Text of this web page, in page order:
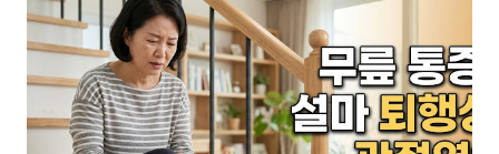
때 눈에 들어온 게 “아침 공복 올리브오일 한 스푼”이었다. 장원영
이 아침마다 레몬즙과 섞어 마신다고 했다. 엘르 인터뷰 에서 직접
밝혔다. 고소영, 엄정화도 같은 루틴을 한다 고 알려졌다. 채정안,
한가인까지. 검색하면 셀럽 이름이 줄줄이 나온다. 올리브영에서
레몬즙 검색량이 전년 대비 2,479% 폭증했다. 국내 올리브유 소매